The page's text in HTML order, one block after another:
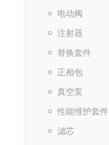
电动阀
注射器
替换套件
正相包
真空泵
性能维护套件
滤芯